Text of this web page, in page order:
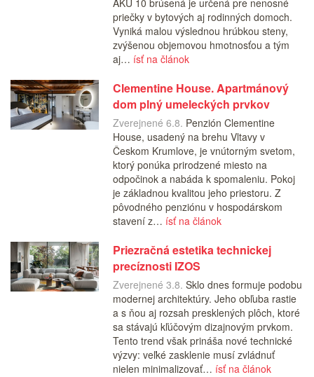
AKU 10 brúsená je určená pre nenosné
priečky v bytových aj rodinných domoch.
Vyniká malou výslednou hrúbkou steny,
zvýšenou objemovou hmotnosťou a tým
aj… ísť na článok
Clementine House. Apartmánový
dom plný umeleckých prvkov
Zverejnené 6.8. Penzión Clementine
House, usadený na brehu Vltavy v
Českom Krumlove, je vnútorným svetom,
ktorý ponúka prirodzené miesto na
odpočinok a nabáda k spomaleniu. Pokoj
je základnou kvalitou jeho priestoru. Z
pôvodného penziónu v hospodárskom
stavení z… ísť na článok
Priezračná estetika technickej
precíznosti IZOS
Zverejnené 3.8. Sklo dnes formuje podobu
modernej architektúry. Jeho obľuba rastie
a s ňou aj rozsah presklených plôch, ktoré
sa stávajú kľúčovým dizajnovým prvkom.
Tento trend však prináša nové technické
výzvy: veľké zasklenie musí zvládnuť
nielen minimalizovať… ísť na článok